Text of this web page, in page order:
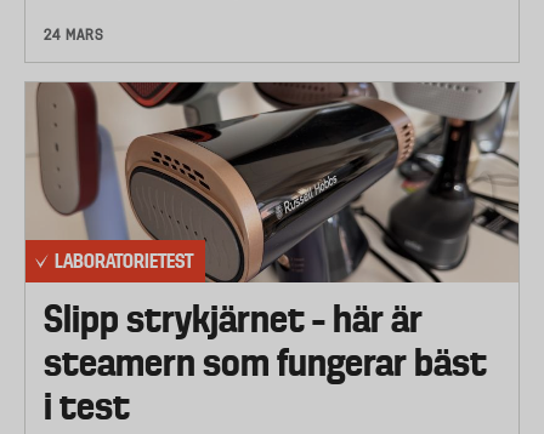
24 MARS
LABORATORIETEST
Slipp strykjärnet – här är
steamern som fungerar bäst
i test